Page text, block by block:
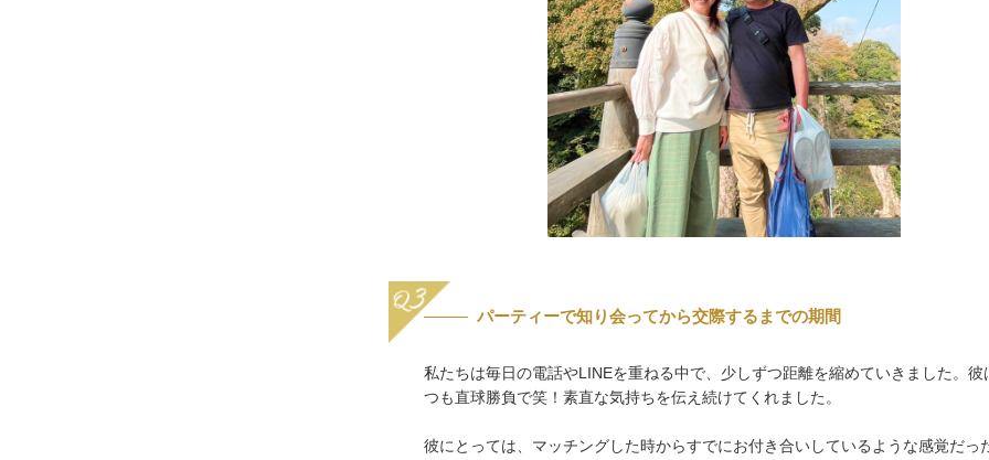
パーティーで知り会ってから交際するまでの期間
私たちは毎日の電話やLINEを重ねる中で、少しずつ距離を縮めていきました。彼
つも直球勝負で笑！素直な気持ちを伝え続けてくれました。
彼にとっては、マッチングした時からすでにお付き合いしているような感覚だっ